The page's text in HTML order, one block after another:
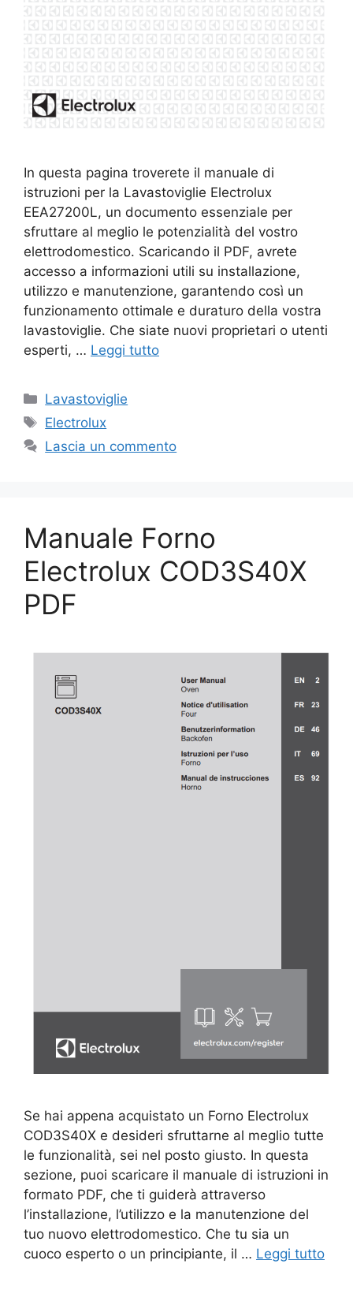
In questa pagina troverete il manuale di
istruzioni per la Lavastoviglie Electrolux
EEA27200L, un documento essenziale per
sfruttare al meglio le potenzialità del vostro
elettrodomestico. Scaricando il PDF, avrete
accesso a informazioni utili su installazione,
utilizzo e manutenzione, garantendo così un
funzionamento ottimale e duraturo della vostra
lavastoviglie. Che siate nuovi proprietari o utenti
esperti, … Leggi tutto
Categorie
Lavastoviglie
Tag
Electrolux
Lascia un commento
Manuale Forno
Electrolux COD3S40X
PDF
Se hai appena acquistato un Forno Electrolux
COD3S40X e desideri sfruttarne al meglio tutte
le funzionalità, sei nel posto giusto. In questa
sezione, puoi scaricare il manuale di istruzioni in
formato PDF, che ti guiderà attraverso
l’installazione, l’utilizzo e la manutenzione del
tuo nuovo elettrodomestico. Che tu sia un
cuoco esperto o un principiante, il … Leggi tutto